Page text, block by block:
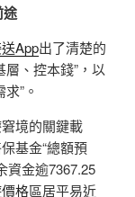
途
App出了清楚的
層、控本錢”，以
”。
境的關鍵載
基金“總額預
資金逾7367.25
格區居平易近